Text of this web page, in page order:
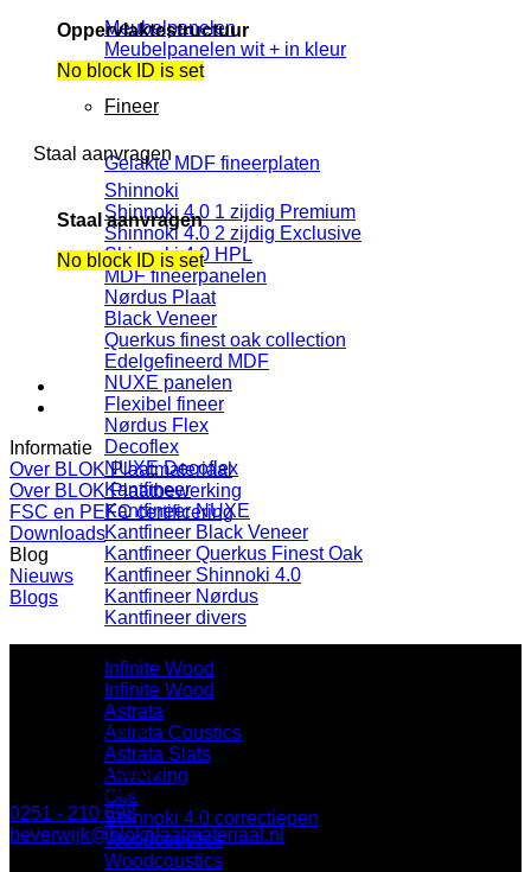
Meubelpanelen
Meubelpanelen wit + in kleur
Fineer
Gelakte MDF fineerplaten
Shinnoki
Shinnoki 4.0 1 zijdig Premium
Shinnoki 4.0 2 zijdig Exclusive
Shinnoki 4.0 HPL
MDF fineerpanelen
Nørdus Plaat
Black Veneer
Querkus finest oak collection
Edelgefineerd MDF
NUXE panelen
Flexibel fineer
Nørdus Flex
Decoflex
NUXE Decoflex
Kantfineer
Kantfineer NUXE
Kantfineer Black Veneer
Kantfineer Querkus Finest Oak
Kantfineer Shinnoki 4.0
Kantfineer Nørdus
Kantfineer divers
Infinite Wood
Infinite Wood
Astrata
Astrata Coustics
Astrata Slats
Afwerking
Olie
Shinnoki 4.0 correctiepen
Woodcoustics
Woodcoustics
Oppervlaktestructuur
No block ID is set
Staal aanvragen
Staal aanvragen
No block ID is set
Informatie
Over BLOK Plaatmateriaal
Over BLOK Plaatbewerking
FSC en PEFC certificering
Downloads
Blog
Nieuws
Blogs
BLOK Beverwijk
Parallelweg 122a
1948 NN Beverwijk
0251 - 210 698
beverwijk@blokplaatmateriaal.nl